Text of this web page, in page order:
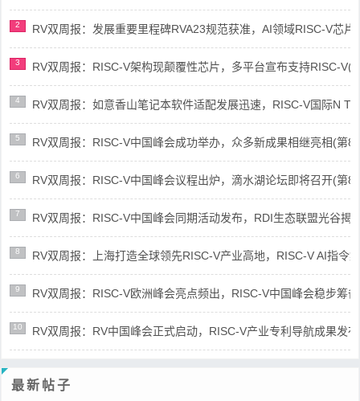
2 RV双周报：发展重要里程碑RVA23规范获准，AI领域RISC-V芯
3 RV双周报：RISC-V架构现颠覆性芯片，多平台宣布支持RISC-V(
4 RV双周报：如意香山笔记本软件适配发展迅速，RISC-V国际N
5 RV双周报：RISC-V中国峰会成功举办，众多新成果相继亮相(第
6 RV双周报：RISC-V中国峰会议程出炉，滴水湖论坛即将召开(第
7 RV双周报：RISC-V中国峰会同期活动发布，RDI生态联盟光谷揭
8 RV双周报：上海打造全球领先RISC-V产业高地，RISC-V AI指令
9 RV双周报：RISC-V欧洲峰会亮点频出，RISC-V中国峰会稳步筹
10 RV双周报：RV中国峰会正式启动，RISC-V产业专利导航成果发
最新帖子